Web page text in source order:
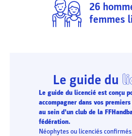
26
femmes
Le guide du
Le guide du licencié est conçu
accompagner dans vos
au sein d’un club de la
fédération.
Néophytes ou licenciés